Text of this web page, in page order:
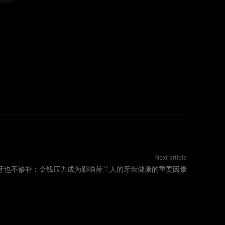
Next article
也不修补：金钱压力成为影响荷兰人的牙齿健康的重要因素